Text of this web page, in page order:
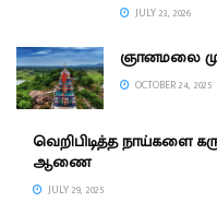
JULY 23, 2026
ஞானமலை
OCTOBER 24, 2025
வெறிபிடித்த நாய்களை
ஆணை
JULY 29, 2025